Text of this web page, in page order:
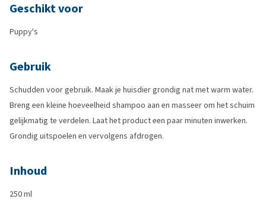
Geschikt voor
Puppy's
Gebruik
Schudden voor gebruik. Maak je huisdier grondig nat met warm water.
Breng een kleine hoeveelheid shampoo aan en masseer om het schuim
gelijkmatig te verdelen. Laat het product een paar minuten inwerken.
Grondig uitspoelen en vervolgens afdrogen.
Inhoud
250 ml